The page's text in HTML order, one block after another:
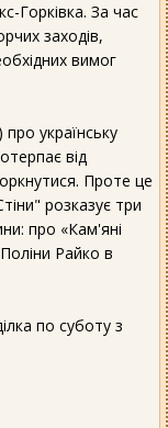
Горківка. За час
заходів,
вимог
українську
від
Проте це
розказує три
про «Кам'яні
Райко в
по суботу з